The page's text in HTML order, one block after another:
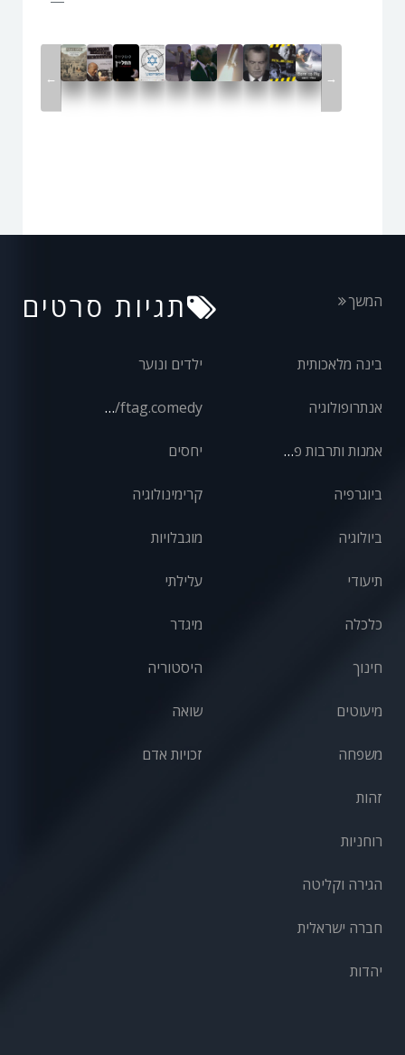
← →
תגיות סרטים המשך
בינה מלאכותית
אנתרופולוגיה
אמנות ותרבות פופולרית
ביוגרפיה
ביולוגיה
ילדים ונוער
front/ftag.comedy
יחסים
קרימינולוגיה
מוגבלויות
תיעודי
כלכלה
חינוך
מיעוטים
משפחה
עלילתי
מיגדר
היסטוריה
שואה
זכויות אדם
זהות
רוחניות
הגירה וקליטה
חברה ישראלית
יהדות